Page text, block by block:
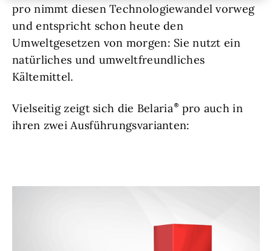
pro nimmt diesen Technologiewandel vorweg
und entspricht schon heute den
Umweltgesetzen von morgen: Sie nutzt ein
natürliches und umweltfreundliches
Kältemittel.
Vielseitig zeigt sich die Belaria
pro auch in
ihren zwei Ausführungsvarianten: